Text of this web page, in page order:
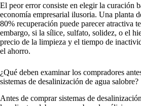
El peor error consiste en elegir la curación
economía empresarial ilusoria. Una planta
80% recuperación puede parecer atractiva
embargo, si la sílice, sulfato, solidez, o el
precio de la limpieza y el tiempo de
el ahorro.
¿Qué deben examinar los compradores
sistemas de desalinización de agua salobre?
Antes de comprar sistemas de